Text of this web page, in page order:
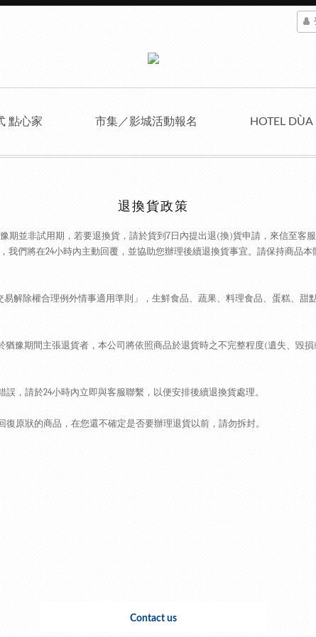
點心家 市集／影城活動報名 HOTEL DÙA
退換貨政策
期並非試用期，若要退換貨，請於貨到7 日內提出退(換)貨申請，來信至客
我們將在24小時內主動回覆，並協助您辦理後續退換貨事宜。請保持商品
解除權合理例外情事適用準則」，生鮮食品、蔬果、料理食品、蛋糕、
豫期間主張退貨者，本公司將依照商品於退貨時之不完整程度(遺失、毀
誤，請於24小時內立即與客服聯繫，以便安排後續退換貨處理。
復原狀的商品，在您還不確定是否要辦理退貨以前，請勿拆封。
Contact us